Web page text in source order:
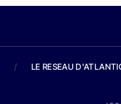
/ LE RESEAU